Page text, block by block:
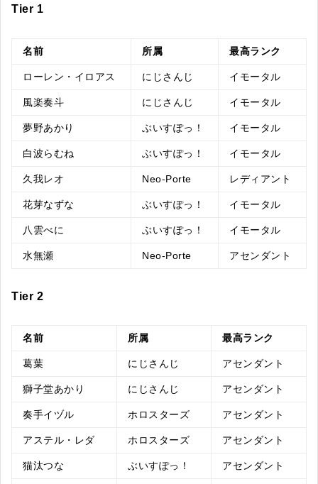
Tier 1
名前 所属 最高ランク
ローレン・イロアス にじさんじ イモータル
風楽奏斗 にじさんじ イモータル
夢野あかり ぶいすぽっ！ イモータル
白波らむね ぶいすぽっ！ イモータル
久我レオ Neo-Porte レディアント
花芽なずな ぶいすぽっ！ イモータル
八雲べに ぶいすぽっ！ イモータル
水無瀬 Neo-Porte アセンダント
Tier 2
名前 所属 最高ランク
葛葉 にじさんじ アセンダント
獅子堂あかり にじさんじ アセンダント
奏手イヅル ホロスターズ アセンダント
アステル・レダ ホロスターズ アセンダント
猫汰つな ぶいすぽっ！ アセンダント